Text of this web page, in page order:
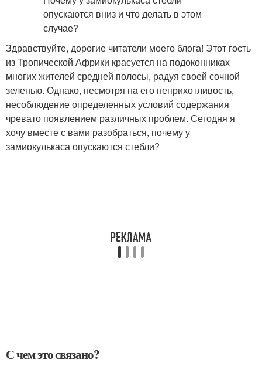
Здравствуйте, дорогие читатели моего блога! Этот гость
из Тропической Африки красуется на подоконниках
многих жителей средней полосы, радуя своей сочной
зеленью. Однако, несмотря на его неприхотливость,
несоблюдение определенных условий содержания
чревато появлением различных проблем. Сегодня я
хочу вместе с вами разобраться, почему у
замиокулькаса опускаются стебли?
С чем это связано?